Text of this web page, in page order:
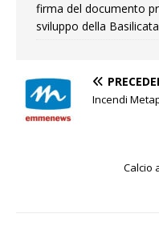
firma del documento
sviluppo della Basilicata
Incendi
Calcio